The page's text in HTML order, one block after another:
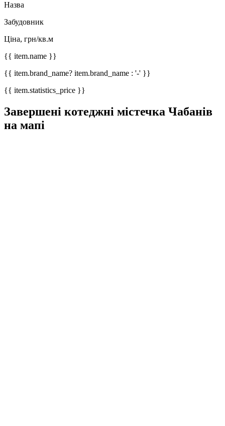
Назва
Забудовник
Ціна, грн/кв.м
{{ item.name }}
{{ item.brand_name? item.brand_name : '-' }}
{{ item.statistics_price }}
Завершені котеджні містечка Чабанів
на мапі